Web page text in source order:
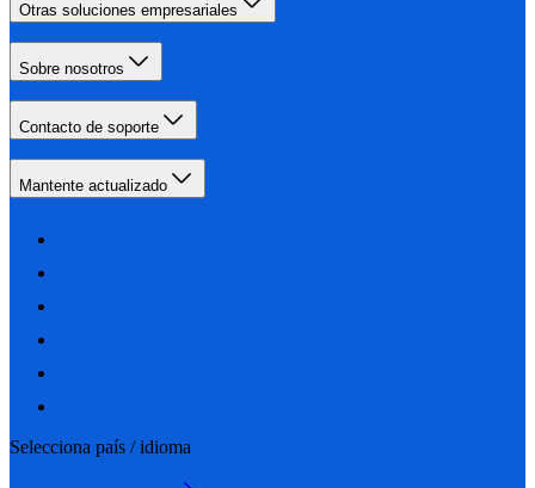
Otras soluciones empresariales
Sobre nosotros
Contacto de soporte
Mantente actualizado
Selecciona país / idioma